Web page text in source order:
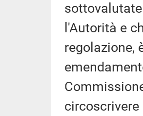
l'Autorità e
regolazione,